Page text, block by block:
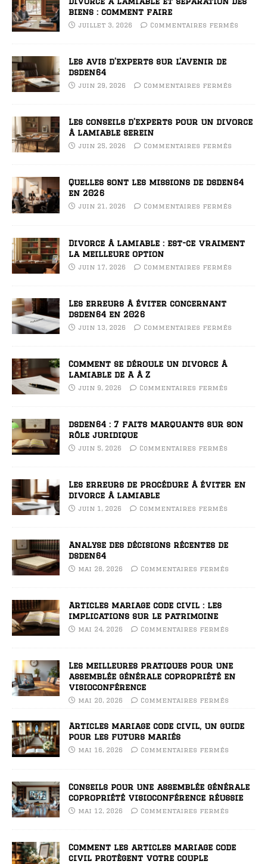
biens : comment faire
juillet 3, 2026 Commentaires fermés
Les avis d’experts sur l’avenir de
dsden64
juin 29, 2026 Commentaires fermés
Les conseils d’experts pour un divorce
à lamiable serein
juin 25, 2026 Commentaires fermés
Quelles sont les missions de dsden64
en 2026
juin 21, 2026 Commentaires fermés
Divorce à lamiable : est-ce vraiment
la meilleure option
juin 17, 2026 Commentaires fermés
Les erreurs à éviter concernant
dsden64 en 2026
juin 13, 2026 Commentaires fermés
Comment se déroule un divorce à
lamiable de A à Z
juin 9, 2026 Commentaires fermés
dsden64 : 7 faits marquants sur son
rôle juridique
juin 5, 2026 Commentaires fermés
Les erreurs de procédure à éviter en
divorce à lamiable
juin 1, 2026 Commentaires fermés
Analyse des décisions récentes de
dsden64
mai 28, 2026 Commentaires fermés
Articles mariage code civil : les
implications sur le patrimoine
mai 24, 2026 Commentaires fermés
Les meilleures pratiques pour une
assemblée générale copropriété en
visioconférence
mai 20, 2026 Commentaires fermés
Articles mariage code civil, un guide
pour les futurs mariés
mai 16, 2026 Commentaires fermés
Conseils pour une assemblée générale
copropriété visioconférence réussie
mai 12, 2026 Commentaires fermés
Comment les articles mariage code
civil protègent votre couple